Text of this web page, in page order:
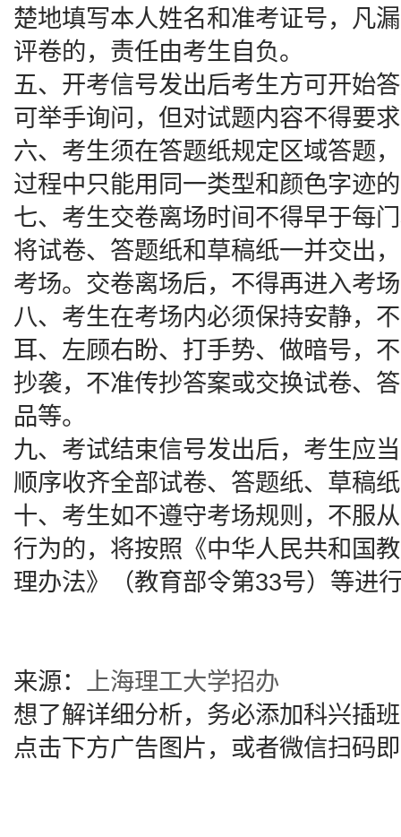
楚地填写本人姓名和准考证号，凡
评卷的，责任由考生自负。
五、开考信号发出后考生方可开始
可举手询问，但对试题内容不得要
六、考生须在答题纸规定区域答题
过程中只能用同一类型和颜色字迹
七、考生交卷离场时间不得早于每
将试卷、答题纸和草稿纸一并交出
考场。交卷离场后，不得再进入考
八、考生在考场内必须保持安静，
耳、左顾右盼、打手势、做暗号，
抄袭，不准传抄答案或交换试卷、
品等。
九、考试结束信号发出后，考生应
顺序收齐全部试卷、答题纸、草稿
十、考生如不遵守考场规则，不服
行为的，将按照《中华人民共和国
理办法》（教育部令第33号）等进
来源：
上海理工大学招办
想了解详细分析，务必添加科兴插
点击下方广告图片，或者微信扫码